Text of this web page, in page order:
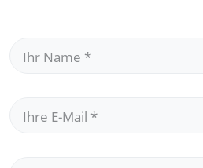
Ihr Name
Ihre E-Mail*